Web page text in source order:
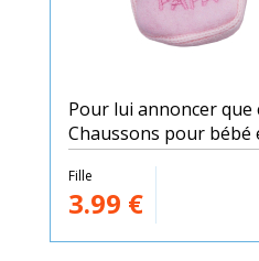
Pour lui annoncer que
Chaussons pour bébé
Fille
3.99 €